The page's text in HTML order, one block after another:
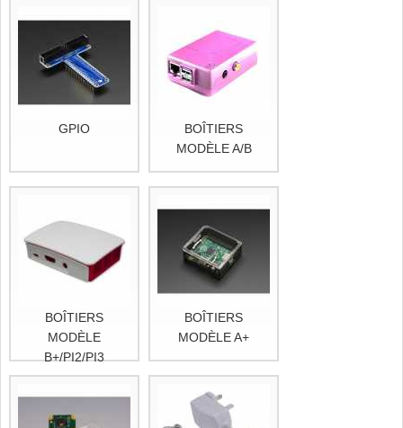
GPIO
BOÎTIERS
MODÈLE A/B
BOÎTIERS
MODÈLE
B+/PI2/PI3
BOÎTIERS
MODÈLE A+